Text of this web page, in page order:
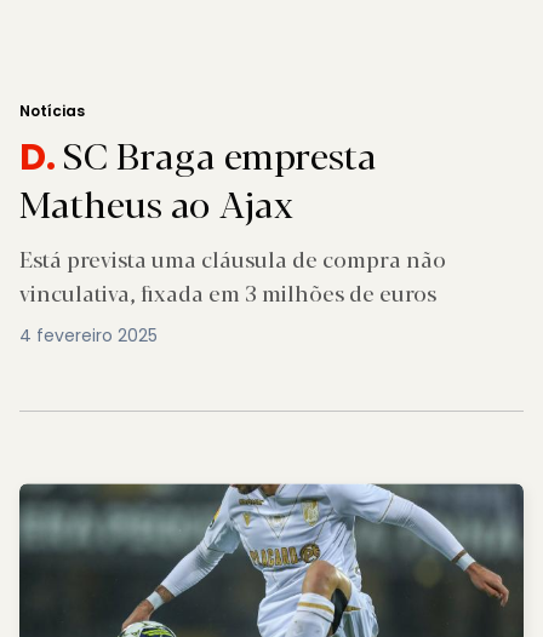
Notícias
D.SC Braga empresta
Matheus ao Ajax
Está prevista uma cláusula de compra não
vinculativa, fixada em 3 milhões de euros
4 fevereiro 2025